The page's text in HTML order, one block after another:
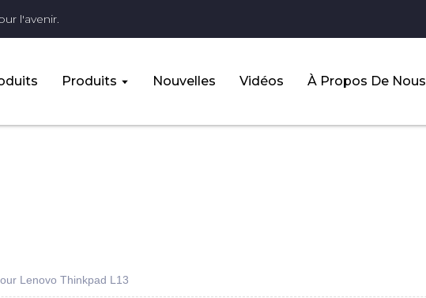
l'avenir.
Produits Nouvelles Vidéos À Propos De Nous
Lenovo Thinkpad L13